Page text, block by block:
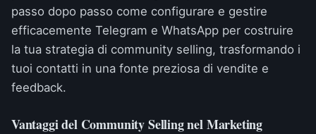
passo dopo passo come configurare e gestire
efficacemente Telegram e WhatsApp per costruire
la tua strategia di community selling, trasformando i
tuoi contatti in una fonte preziosa di vendite e
feedback.
Vantaggi del Community Selling nel Marketing